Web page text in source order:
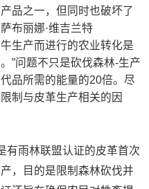
品之一，但同时也破坏了
布丽娜·维吉兰特
生产而进行的农业转化是
”问题不只是砍伐森林-生产
品所需的能量的20倍。尽
制与皮革生产相关的因
有雨林联盟认证的皮革首次
，目的是限制森林砍伐并